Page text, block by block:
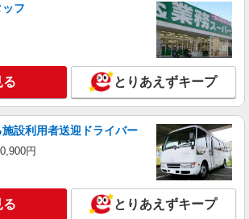
フ
る とりあえずキープ
設利用者送迎ドライバー
円
る とりあえずキープ